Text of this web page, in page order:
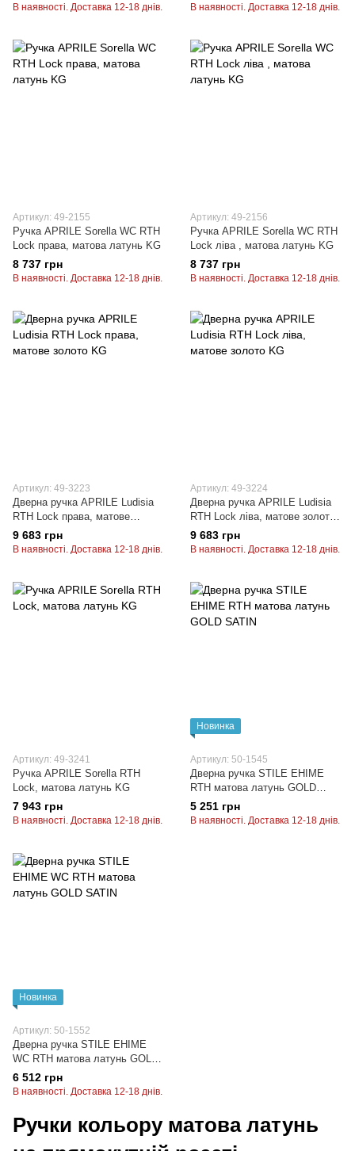
В наявності. Доставка 12-18 днів. В наявності. Доставка 12-18 днів.
Артикул: 49-2155
Ручка APRILE Sorella WC RTH
Lock права, матова латунь KG
8 737 грн
В наявності. Доставка 12-18 днів.
Артикул: 49-2156
Ручка APRILE Sorella WC RTH
Lock ліва , матова латунь KG
8 737 грн
В наявності. Доставка 12-18 днів.
Артикул: 49-3223
Дверна ручка APRILE Ludisia
RTH Lock права, матове
золото KG
9 683 грн
В наявності. Доставка 12-18 днів.
Артикул: 49-3224
Дверна ручка APRILE Ludisia
RTH Lock ліва, матове золото
KG
9 683 грн
В наявності. Доставка 12-18 днів.
Артикул: 49-3241
Ручка APRILE Sorella RTH
Lock, матова латунь KG
7 943 грн
В наявності. Доставка 12-18 днів.
Новинка
Артикул: 50-1545
Дверна ручка STILE EHIME
RTH матова латунь GOLD
SATIN
5 251 грн
В наявності. Доставка 12-18 днів.
Новинка
Артикул: 50-1552
Дверна ручка STILE EHIME
WC RTH матова латунь GOLD
SATIN
6 512 грн
В наявності. Доставка 12-18 днів.
Ручки кольору матова латунь